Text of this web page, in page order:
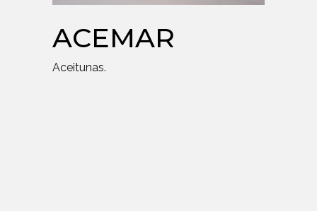
ACEMAR
Aceitunas.